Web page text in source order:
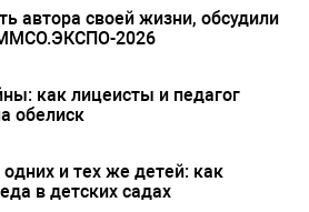
автора своей жизни, обсудили
ММСО.ЭКСПО-2026
как лицеисты и педагог
обелиск
и тех же детей: как
в детских садах